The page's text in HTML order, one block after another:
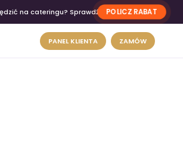
na cateringu? Sprawdź POLICZ RABAT
PANEL KLIENTA ZAMÓW